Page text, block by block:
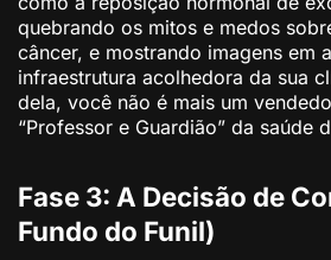
quebrando os mitos e medos
câncer, e mostrando imagens em
infraestrutura acolhedora da sua
dela, você não é mais um
“Professor e Guardião” da saúde
Fase 3: A Decisão de
Fundo do Funil)